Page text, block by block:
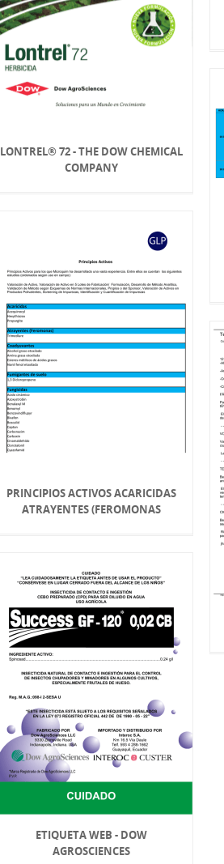
LONTREL® 72 - THE DOW CHEMICAL
COMPANY
PRINCIPIOS ACTIVOS ACARICIDAS
ATRAYENTES (FEROMONAS
ETIQUETA WEB - DOW
AGROSCIENCES